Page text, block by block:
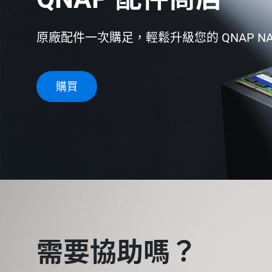
原廠配件一次購足，輕鬆升級您的 QNAP
購買
需要協助嗎？